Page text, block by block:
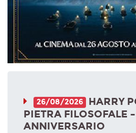
26/08/2026
HARRY
PIETRA FILOSOFALE
ANNIVERSARIO